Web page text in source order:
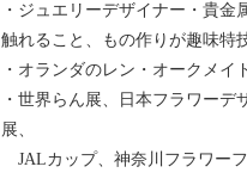
・ジュエリーデザイナー・貴
触れること、もの作りが趣味特
・オランダのレン・オークメイ
・世界らん展、日本フラワー
展、
JALカップ、神奈川フラワー